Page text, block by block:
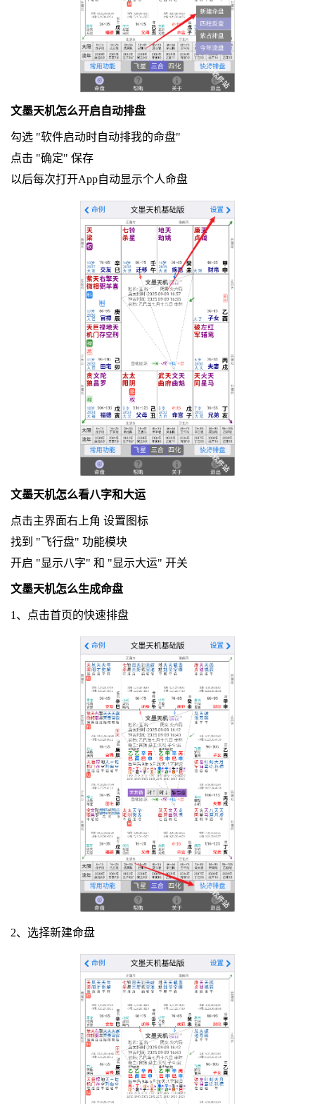
文墨天机怎么开启自动排盘
勾选 "软件启动时自动排我的命盘"
点击 "确定" 保存
以后每次打开App自动显示个人命盘
文墨天机怎么看八字和大运
点击主界面右上角 设置图标
找到 "飞行盘" 功能模块
开启 "显示八字" 和 "显示大运" 开关
文墨天机怎么生成命盘
1、点击首页的快速排盘
2、选择新建命盘